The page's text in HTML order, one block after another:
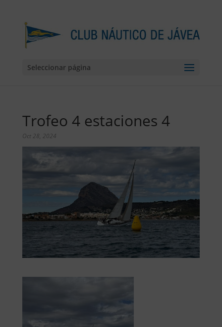
Seleccionar página
Trofeo 4 estaciones 4
Oct 28, 2024